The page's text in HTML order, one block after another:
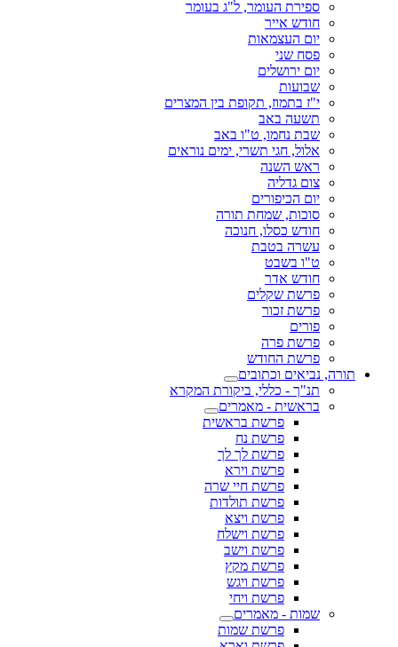
ספירת העומר, ל"ג בעומר
חודש אייר
יום העצמאות
פסח שני
יום ירושלים
שבועות
י"ז בתמוז, תקופת בין המצרים
תשעה באב
שבת נחמו, ט"ו באב
אלול, חגי תשרי, ימים נוראים
ראש השנה
צום גדליה
יום הכיפורים
סוכות, שמחת תורה
חודש כסלו, חנוכה
עשרה בטבת
ט"ו בשבט
חודש אדר
פרשת שקלים
פרשת זכור
פורים
פרשת פרה
פרשת החודש
תורה, נביאים וכתובים
תנ"ך - כללי, ביקורת המקרא
בראשית - מאמרים
פרשת בראשית
פרשת נח
פרשת לך לך
פרשת וירא
פרשת חיי שרה
פרשת תולדות
פרשת ויצא
פרשת וישלח
פרשת וישב
פרשת מקץ
פרשת ויגש
פרשת ויחי
שמות - מאמרים
פרשת שמות